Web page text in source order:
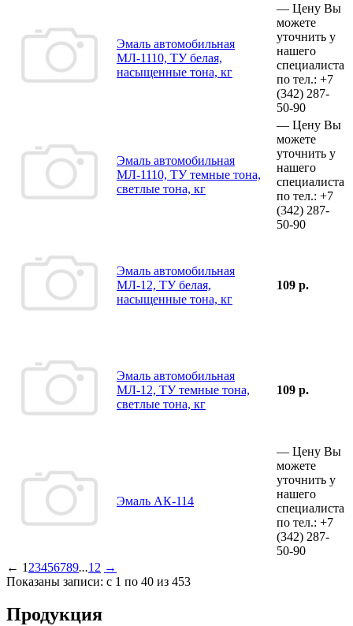
Эмаль автомобильная
МЛ-1110, ТУ белая,
насыщенные тона, кг
— Цену Вы
можете
уточнить у
нашего
специалиста
по тел.: +7
(342) 287-
50-90
Эмаль автомобильная
МЛ-1110, ТУ темные тона,
светлые тона, кг
— Цену Вы
можете
уточнить у
нашего
специалиста
по тел.: +7
(342) 287-
50-90
Эмаль автомобильная
МЛ-12, ТУ белая,
насыщенные тона, кг
109 р.
Эмаль автомобильная
МЛ-12, ТУ темные тона,
светлые тона, кг
109 р.
Эмаль АК-114
— Цену Вы
можете
уточнить у
нашего
специалиста
по тел.: +7
(342) 287-
50-90
← 1 23456789...12 →
Показаны записи: с 1 по 40 из 453
Продукция